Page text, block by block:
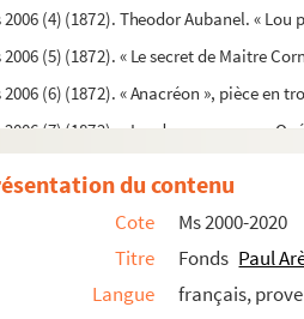
2006 (4) (1872). Theodor Aubanel. «
2006 (5) (1872). « Le secret de Maitre
2006 (6) (1872). « Anacréon », pièce
2006 (7) (1872). « Les deux augures ».
du contenu
Cote
Ms 2000-2020
Titre
Fonds Paul
Langue
français,